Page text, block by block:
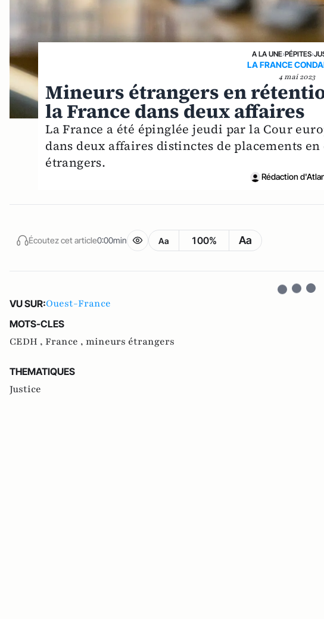
A LA UNE›PÉPITES›
LA FRANCE
4 mai 2023
Mineurs étrangers en
la France dans deux affaires
La France a été épinglée jeudi par la Cour
dans deux affaires distinctes de placements
étrangers.
Rédaction
Écoutez cet article0:00min Aa 100% Aa
VU SUR:Ouest-France
MOTS-CLES
CEDH , France , mineurs étrangers
THEMATIQUES
Justice